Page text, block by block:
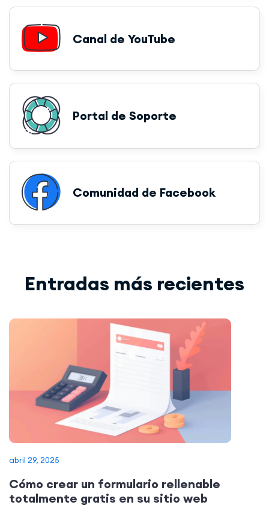
Canal de YouTube
Portal de Soporte
Comunidad de Facebook
Entradas más recientes
abril 29, 2025
Cómo crear un formulario rellenable
totalmente gratis en su sitio web